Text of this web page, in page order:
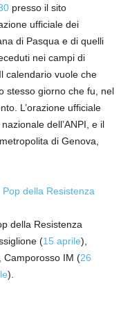
presso il sito
ufficiale dei
di Pasqua e di quelli
nei campi di
calendario vuole che
stesso giorno che fu, nel
L’orazione ufficiale
dell’ANPI, e il
di Genova,
della Resistenza
della Resistenza
(15 aprile),
Camporosso IM (26
).